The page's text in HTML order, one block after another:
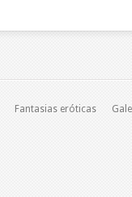
Fantasias eróticas